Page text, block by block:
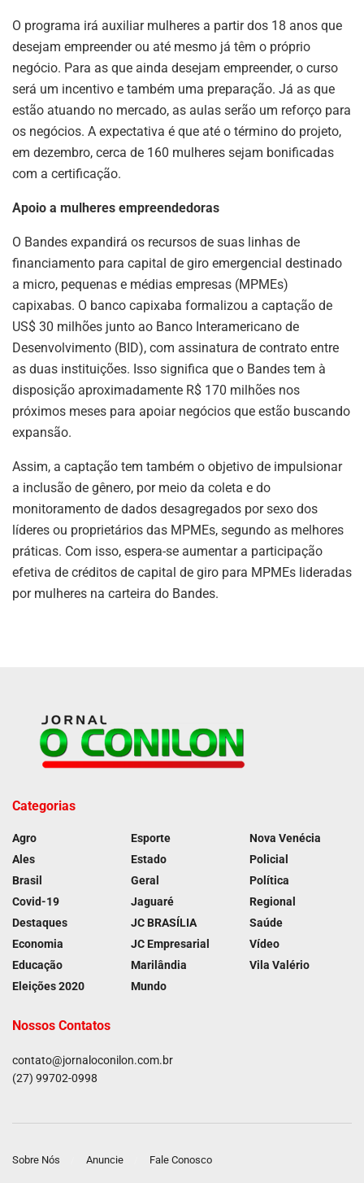
O programa irá auxiliar mulheres a partir dos 18 anos que
desejam empreender ou até mesmo já têm o próprio
negócio. Para as que ainda desejam empreender, o curso
será um incentivo e também uma preparação. Já as que
estão atuando no mercado, as aulas serão um reforço para
os negócios. A expectativa é que até o término do projeto,
em dezembro, cerca de 160 mulheres sejam bonificadas
com a certificação.
Apoio a mulheres empreendedoras
O Bandes expandirá os recursos de suas linhas de
financiamento para capital de giro emergencial destinado
a micro, pequenas e médias empresas (MPMEs)
capixabas. O banco capixaba formalizou a captação de
US$ 30 milhões junto ao Banco Interamericano de
Desenvolvimento (BID), com assinatura de contrato entre
as duas instituições. Isso significa que o Bandes tem à
disposição aproximadamente R$ 170 milhões nos
próximos meses para apoiar negócios que estão buscando
expansão.
Assim, a captação tem também o objetivo de impulsionar
a inclusão de gênero, por meio da coleta e do
monitoramento de dados desagregados por sexo dos
líderes ou proprietários das MPMEs, segundo as melhores
práticas. Com isso, espera-se aumentar a participação
efetiva de créditos de capital de giro para MPMEs lideradas
por mulheres na carteira do Bandes.
Categorias
Agro
Ales
Brasil
Covid-19
Destaques
Economia
Educação
Eleições 2020
Esporte
Estado
Geral
Jaguaré
JC BRASÍLIA
JC Empresarial
Marilândia
Mundo
Nova Venécia
Policial
Política
Regional
Saúde
Vídeo
Vila Valério
Nossos Contatos
contato@jornaloconilon.com.br
(27) 99702-0998
Sobre Nós Anuncie Fale Conosco